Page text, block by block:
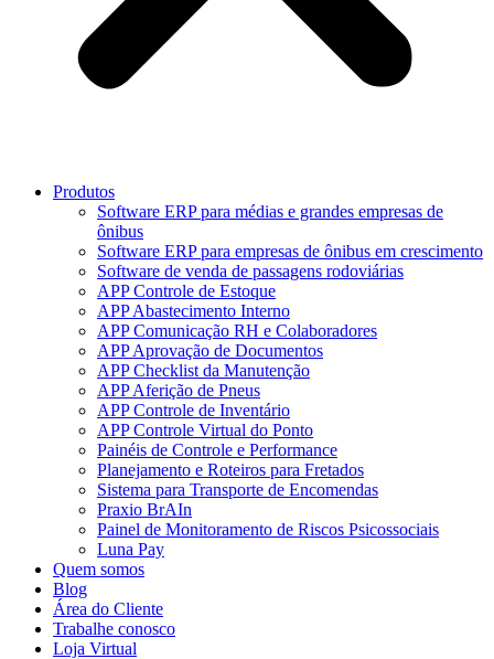
Produtos
Software ERP para médias e grandes empresas de
ônibus
Software ERP para empresas de ônibus em crescimento
Software de venda de passagens rodoviárias
APP Controle de Estoque
APP Abastecimento Interno
APP Comunicação RH e Colaboradores
APP Aprovação de Documentos
APP Checklist da Manutenção
APP Aferição de Pneus
APP Controle de Inventário
APP Controle Virtual do Ponto
Painéis de Controle e Performance
Planejamento e Roteiros para Fretados
Sistema para Transporte de Encomendas
Praxio BrAIn
Painel de Monitoramento de Riscos Psicossociais
Luna Pay
Quem somos
Blog
Área do Cliente
Trabalhe conosco
Loja Virtual